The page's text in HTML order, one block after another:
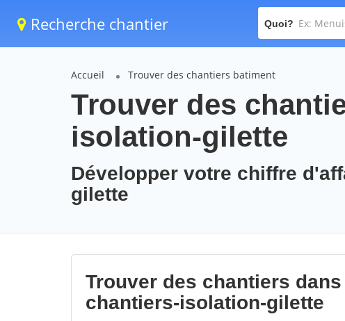
Recherche chantier Quoi?
Accueil Trouver des chantiers batiment
Trouver des
isolation-gilette
Développer votre chiffre
gilette
Trouver des chantiers
chantiers-isolation-gilette